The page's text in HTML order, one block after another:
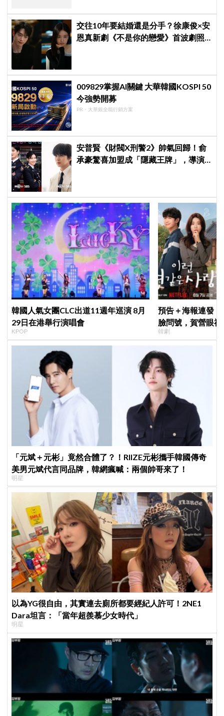
交往10年要結婚還是分手？徐康俊×安
恩真新劇《不是你的戀愛》首波劇照
009829掌握AI關鍵 大華韓國KOSPI 50
今強勢開募
PR・大華銀全能行銷方案
安普賢《財閥X刑警2》帥氣回歸！俞
承豪驚喜加盟成「隱藏王牌」，導演
韓國人氣女團CLC出道11週年巡演 8月
29日在港舉行演唱會
KPOP
預告＋海報連發
臉問號，賀營眼
戀愛》定檔8月7
韓劇
「元斌＋元彬」竟然合體了？！RIIZE元彬攜手韓國傳奇
美男元斌代言同品牌，韓網瘋喊：兩個帥哥來了！
明星
以為YG很自由，其實連去廁所都要經紀人許可！2NE1
Dara坦言：「當年超羨慕少女時代」
明星